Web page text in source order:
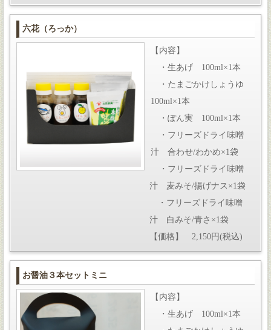
六花（ろっか）
【内容】
・生あげ 100ml×1本
・たまごかけしょうゆ
100ml×1本
・ぽん実 100ml×1本
・フリーズドライ味噌
汁 合わせ/わかめ×1袋
・フリーズドライ味噌
汁 麦みそ/揚げナス×1袋
・フリーズドライ味噌
汁 白みそ/青さ×1袋
【価格】 2,150円(税込)
お醤油３本セットミニ
【内容】
・生あげ 100ml×1本